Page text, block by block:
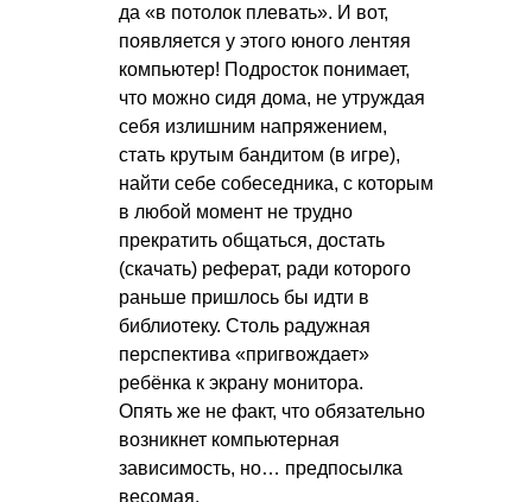
да «в потолок плевать». И вот,
появляется у этого юного лентяя
компьютер! Подросток понимает,
что можно сидя дома, не утруждая
себя излишним напряжением,
стать крутым бандитом (в игре),
найти себе собеседника, с которым
в любой момент не трудно
прекратить общаться, достать
(скачать) реферат, ради которого
раньше пришлось бы идти в
библиотеку. Столь радужная
перспектива «пригвождает»
ребёнка к экрану монитора.
Опять же не факт, что обязательно
возникнет компьютерная
зависимость, но… предпосылка
весомая.